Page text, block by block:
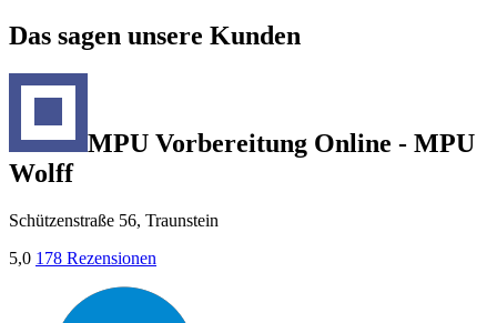
Das sagen unsere Kunden
MPU Vorbereitung Online - MPU
Wolff
Schützenstraße 56, Traunstein
5,0 178 Rezensionen